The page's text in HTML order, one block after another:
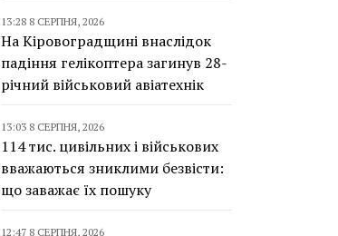
13:28 8 СЕРПНЯ, 2026
На Кіровоградщині внаслідок
падіння гелікоптера загинув 28-
річний військовий авіатехнік
13:03 8 СЕРПНЯ, 2026
114 тис. цивільних і військових
вважаються зниклими безвісти:
що заважає їх пошуку
12:47 8 СЕРПНЯ, 2026